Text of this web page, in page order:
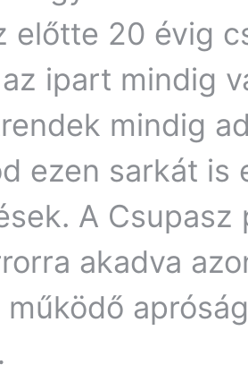
előtte 20 évig
ipart mindig
mindig
ezen sarkát is
A
akadva